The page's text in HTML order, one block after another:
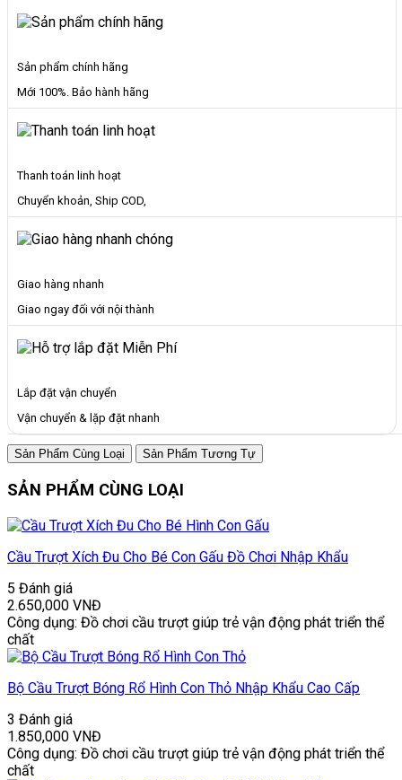
Sản phẩm chính hãng
Mới 100%. Bảo hành hãng
Thanh toán linh hoạt
Chuyển khoản, Ship COD,
Giao hàng nhanh
Giao ngay đối với nội thành
Lắp đặt vận chuyển
Vận chuyển & lặp đặt nhanh
Sản Phẩm Cùng Loại Sản Phẩm Tương Tự
SẢN PHẨM CÙNG LOẠI
Cầu Trượt Xích Đu Cho Bé Con Gấu Đồ Chơi Nhập Khẩu
5 Đánh giá
2.650,000 VNĐ
Công dụng: Đồ chơi cầu trượt giúp trẻ vận động phát triển thể
chất
Bộ Cầu Trượt Bóng Rổ Hình Con Thỏ Nhập Khẩu Cao Cấp
3 Đánh giá
1.850,000 VNĐ
Công dụng: Đồ chơi cầu trượt giúp trẻ vận động phát triển thể
chất